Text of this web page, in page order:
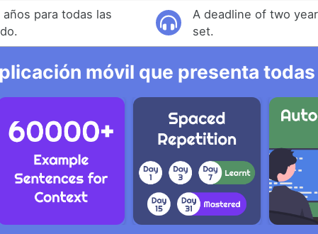
para todas las
A deadline of two
set.
móvil que presenta